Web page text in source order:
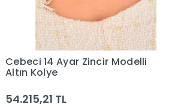
Cebeci 14 Ayar Burgu Altın Kolye
60.513,27 TL